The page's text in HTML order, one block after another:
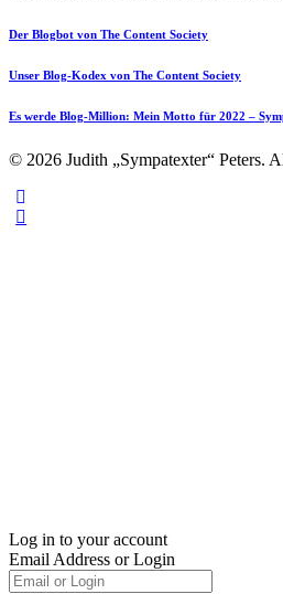
Der Blogbot von The Content Society
Unser Blog-Kodex von The Content Society
Es werde Blog-Million: Mein Motto für 2022 –
© 2026 Judith „Sympatexter“ Peters.
Log in to your account
Email Address or Login